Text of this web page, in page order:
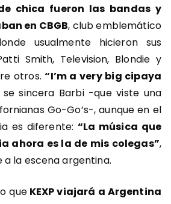
chica fueron las bandas y
en CBGB, club emblemático
usualmente hicieron sus
Smith, Television, Blondie y
otros.“I’m a very big cipaya
se sincera Barbi -que viste una
Go-Go’s-, aunque en el
es diferente: “La música que
ahora es la de mis colegas”,
la escena argentina.
queKEXP viajará a Argentina